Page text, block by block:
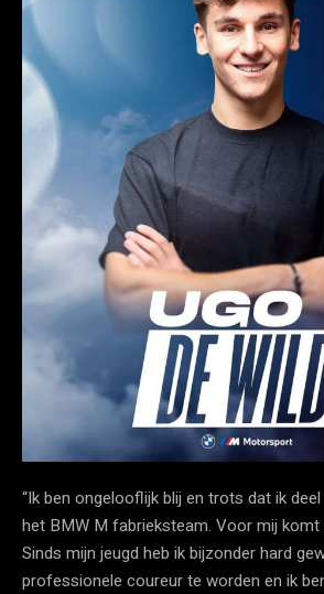
“Ik ben ongelooflijk blij en trots dat ik
het BMW M fabrieksteam. Voor mij komt
Sinds mijn jeugd heb ik bijzonder hard
professionele coureur te worden en ik